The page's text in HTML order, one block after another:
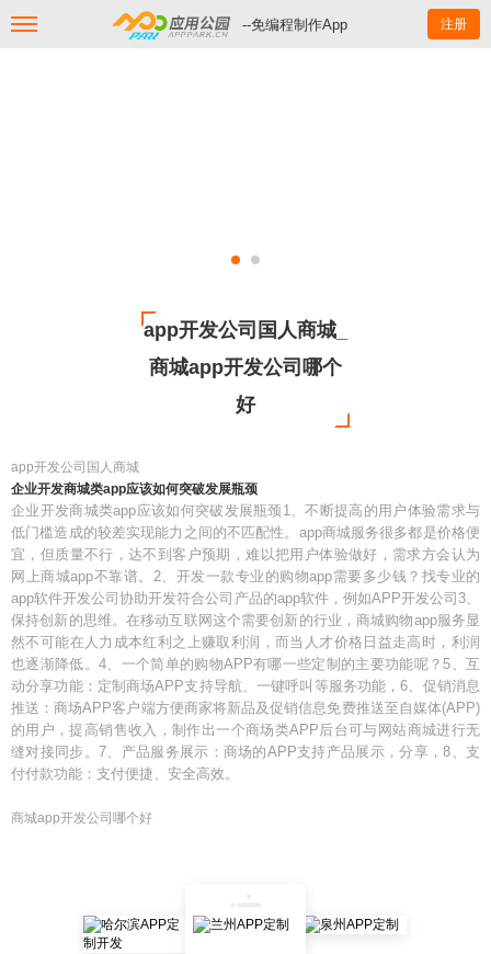
--免编程制作App 注册
app开发公司国人商城_
商城app开发公司哪个
好
app开发公司国人商城
企业开发商城类app应该如何突破发展瓶颈
企业开发商城类app应该如何突破发展瓶颈1、不断提高的用户体验需求与
低门槛造成的较差实现能力之间的不匹配性。app商城服务很多都是价格便
宜，但质量不行，达不到客户预期，难以把用户体验做好，需求方会认为
网上商城app不靠谱。2、开发一款专业的购物app需要多少钱？找专业的
app软件开发公司协助开发符合公司产品的app软件，例如APP开发公司3、
保持创新的思维。在移动互联网这个需要创新的行业，商城购物app服务显
然不可能在人力成本红利之上赚取利润，而当人才价格日益走高时，利润
也逐渐降低。4、一个简单的购物APP有哪一些定制的主要功能呢？5、互
动分享功能：定制商场APP支持导航、一键呼叫等服务功能，6、促销消息
推送：商场APP客户端方便商家将新品及促销信息免费推送至自媒体(APP)
的用户，提高销售收入，制作出一个商场类APP后台可与网站商城进行无
缝对接同步。7、产品服务展示：商场的APP支持产品展示，分享，8、支
付付款功能：支付便捷、安全高效。
商城app开发公司哪个好